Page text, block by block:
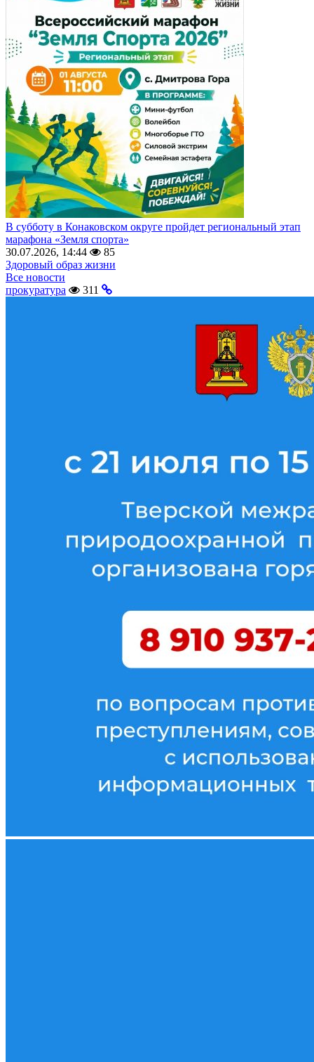
В субботу в Конаковском округе пройдет региональный этап
марафона «Земля спорта»
30.07.2026, 14:44
85
Здоровый образ жизни
Все новости
прокуратура
311